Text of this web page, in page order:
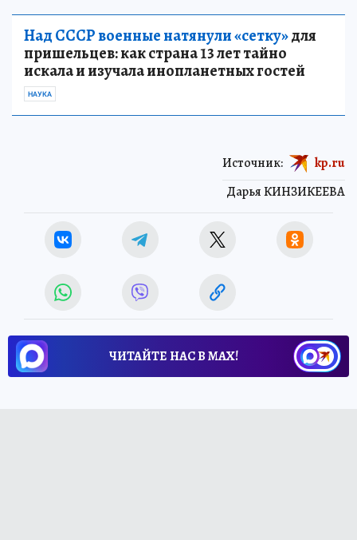
Над СССР военные натянули «сетку»для
пришельцев: как страна 13 лет тайно
искала и изучала инопланетных гостей
НАУКА
Дарья КИНЗИКЕЕВА
Источник: kp.ru
ЧИТАЙТЕ НАС В МАХ!